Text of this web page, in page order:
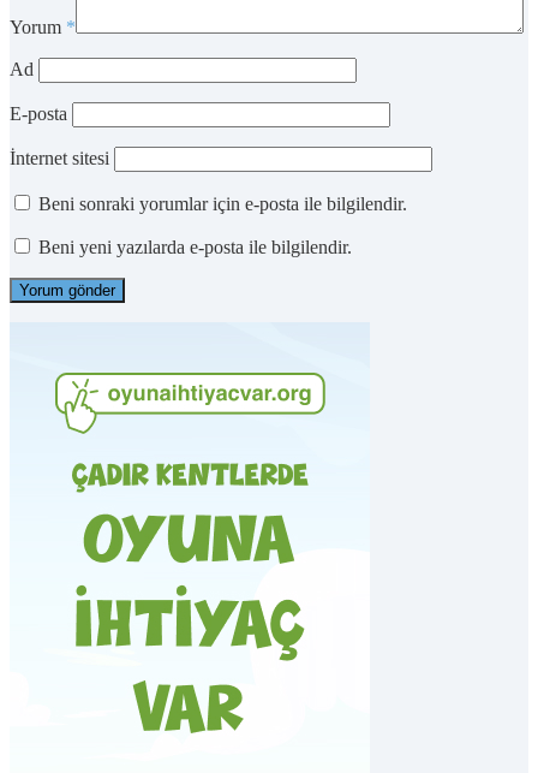
Yorum *
Ad
E-posta
İnternet sitesi
Beni sonraki yorumlar için e-posta ile bilgilendir.
Beni yeni yazılarda e-posta ile bilgilendir.